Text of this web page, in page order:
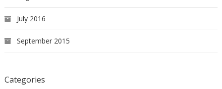
July 2016
September 2015
Categories